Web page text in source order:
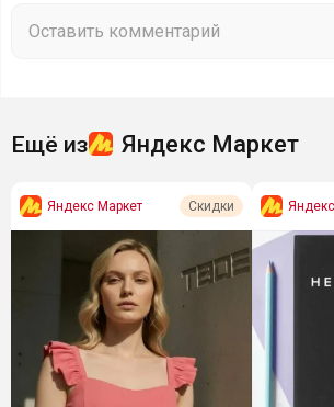
Ещё из Яндекс Маркет
Яндекс Маркет Скидки